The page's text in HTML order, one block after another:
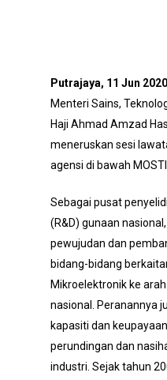
Putrajaya, 11 Jun 2020
Menteri Sains,
Haji Ahmad Amzad
meneruskan sesi
agensi di bawah
Sebagai pusat
(R&D) gunaan
pewujudan dan
bidang-bidang
Mikroelektronik ke
nasional. Peranannya
kapasiti dan
perundingan dan
industri. Sejak tahun